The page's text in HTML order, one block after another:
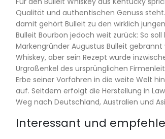
Qualität und authentischen Genuss
damit gehört Bulleit zu den wirklich
Bulleit Bourbon jedoch weit zurück: So
Markengründer Augustus Bulleit
Whiskey, aber sein Rezept wurde
Urgroßenkel des ursprünglichen
Erbe seiner Vorfahren in die weite Welt
auf. Seitdem erfolgt die Herstellung in
Weg nach Deutschland, Australien und
Interessant und